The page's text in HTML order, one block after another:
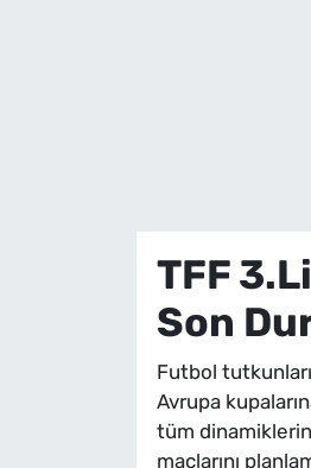
TFF
Son
Futbol
Avrupa
tüm
maçlarını